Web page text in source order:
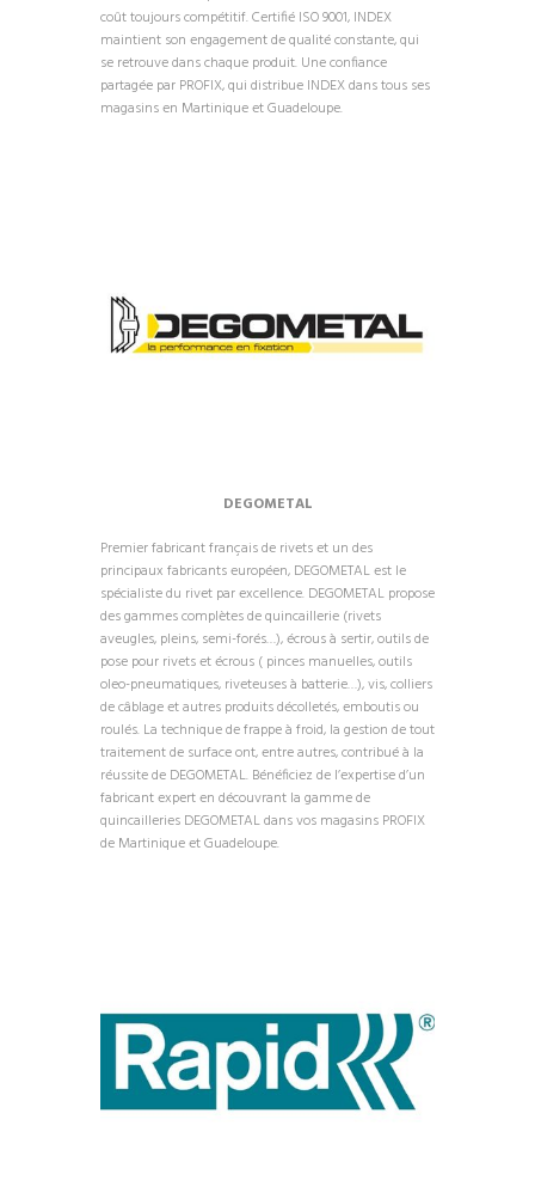
coût toujours compétitif. Certifié ISO 9001, INDEX
maintient son engagement de qualité constante, qui
se retrouve dans chaque produit. Une confiance
partagée par PROFIX, qui distribue INDEX dans tous ses
magasins en Martinique et Guadeloupe.
DEGOMETAL
Premier fabricant français de rivets et un des
principaux fabricants européen, DEGOMETAL est le
spécialiste du rivet par excellence. DEGOMETAL propose
des gammes complètes de quincaillerie (rivets
aveugles, pleins, semi-forés…), écrous à sertir, outils de
pose pour rivets et écrous ( pinces manuelles, outils
oleo-pneumatiques, riveteuses à batterie…), vis, colliers
de câblage et autres produits décolletés, emboutis ou
roulés. La technique de frappe à froid, la gestion de tout
traitement de surface ont, entre autres, contribué à la
réussite de DEGOMETAL. Bénéficiez de l’expertise d’un
fabricant expert en découvrant la gamme de
quincailleries DEGOMETAL dans vos magasins PROFIX
de Martinique et Guadeloupe.